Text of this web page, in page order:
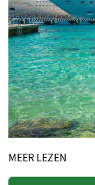
MEER LEZEN